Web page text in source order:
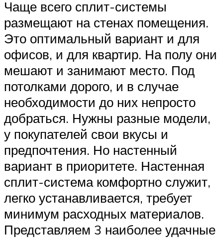
Чаще всего сплит-системы
размещают на стенах помещения.
Это оптимальный вариант и для
офисов, и для квартир. На полу они
мешают и занимают место. Под
потолками дорого, и в случае
необходимости до них непросто
добраться. Нужны разные модели,
у покупателей свои вкусы и
предпочтения. Но настенный
вариант в приоритете. Настенная
сплит-система комфортно служит,
легко устанавливается, требует
минимум расходных материалов.
Представляем 3 наиболее удачные